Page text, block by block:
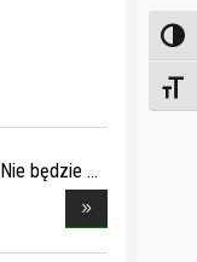
Nie będzie